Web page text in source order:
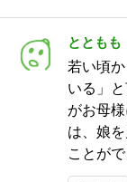
とともも
若い頃
いる」
がお母
は、娘
ことが